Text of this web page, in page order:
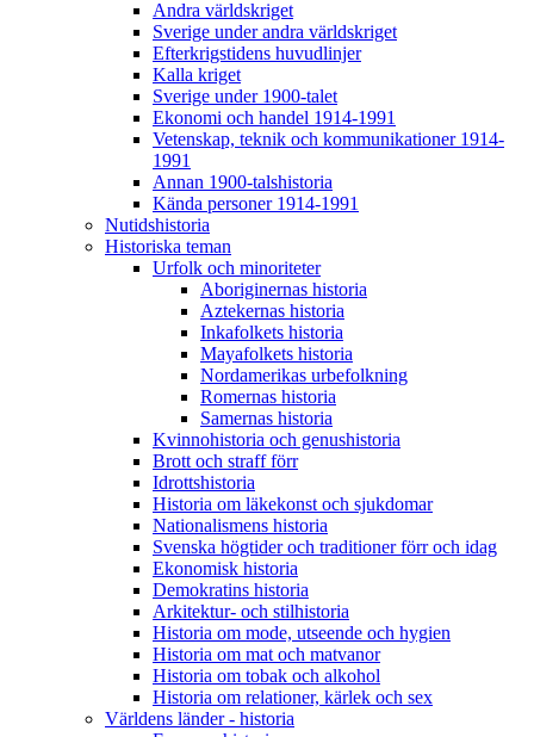
Andra världskriget
Sverige under andra världskriget
Efterkrigstidens huvudlinjer
Kalla kriget
Sverige under 1900-talet
Ekonomi och handel 1914-1991
Vetenskap, teknik och kommunikationer 1914-
1991
Annan 1900-talshistoria
Kända personer 1914-1991
Nutidshistoria
Historiska teman
Urfolk och minoriteter
Aboriginernas historia
Aztekernas historia
Inkafolkets historia
Mayafolkets historia
Nordamerikas urbefolkning
Romernas historia
Samernas historia
Kvinnohistoria och genushistoria
Brott och straff förr
Idrottshistoria
Historia om läkekonst och sjukdomar
Nationalismens historia
Svenska högtider och traditioner förr och idag
Ekonomisk historia
Demokratins historia
Arkitektur- och stilhistoria
Historia om mode, utseende och hygien
Historia om mat och matvanor
Historia om tobak och alkohol
Historia om relationer, kärlek och sex
Världens länder - historia